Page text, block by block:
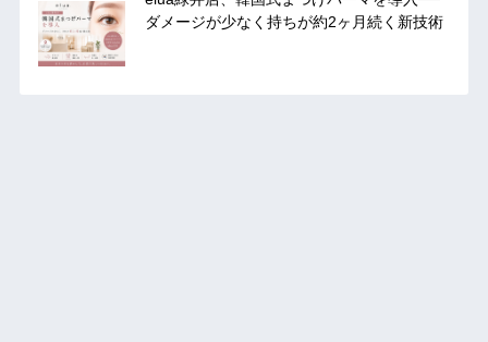
ダメージが少なく持ちが約2ヶ月続く新技術